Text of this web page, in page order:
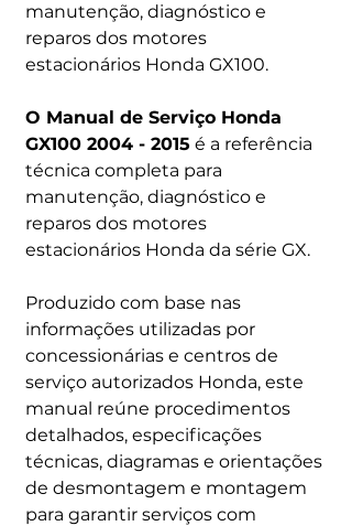
manutenção, diagnóstico e
reparos dos motores
estacionários Honda GX100.
O Manual de Serviço Honda
GX100 2004 - 2015 é a referência
técnica completa para
manutenção, diagnóstico e
reparos dos motores
estacionários Honda da série GX.
Produzido com base nas
informações utilizadas por
concessionárias e centros de
serviço autorizados Honda, este
manual reúne procedimentos
detalhados, especificações
técnicas, diagramas e orientações
de desmontagem e montagem
para garantir serviços com